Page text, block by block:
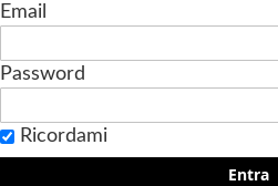
Email
Password
Ricordami
Entra